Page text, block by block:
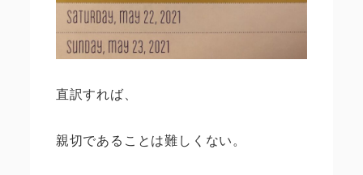
直訳すれば、
親切であることは難しくない。